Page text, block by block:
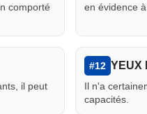
comporté
en évidence à
il peut
#12 YEUX
Il n'a
capacités.